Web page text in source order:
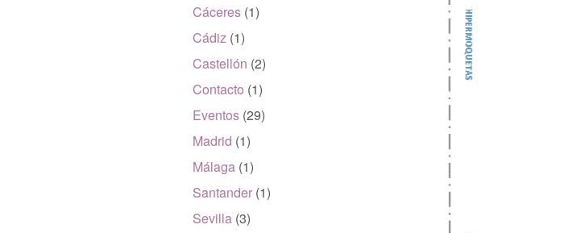
Cáceres (1)
Cádiz (1)
Castellón (2)
Contacto (1)
Eventos (29)
Madrid (1)
Málaga (1)
Santander (1)
Sevilla (3)